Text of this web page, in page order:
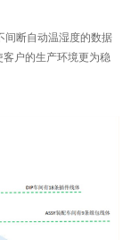
间断自动温湿度的数据
户的生产环境更为稳